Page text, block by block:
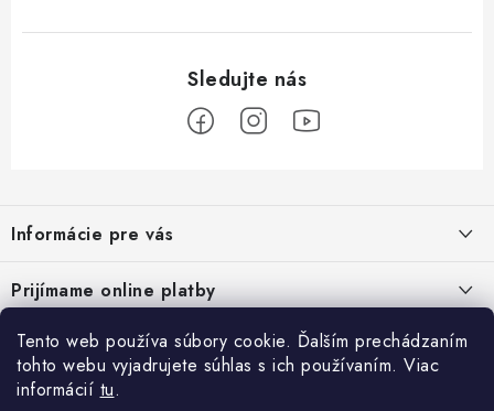
Tento web používa súbory cookie. Ďalším prechádzaním
tohto webu vyjadrujete súhlas s ich používaním. Viac
informácií tu.
p
ä
t
Informácie pre vás
Reklamačný poriadok - formulár
Kontakt
Prijímame online platby
Prihlásenie
E-mail
Facebook